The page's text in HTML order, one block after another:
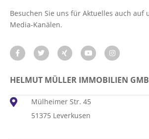
Besuchen Sie uns für Aktuelles auch auf
Media-Kanälen.
HELMUT MÜLLER IMMOBILIEN
Mülheimer Str. 45
51375 Leverkusen